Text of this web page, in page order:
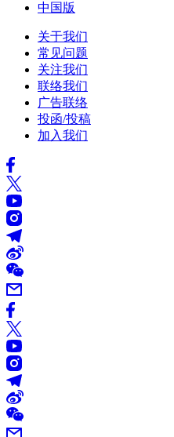
中国版
关于我们
常见问题
关注我们
联络我们
广告联络
投函/投稿
加入我们